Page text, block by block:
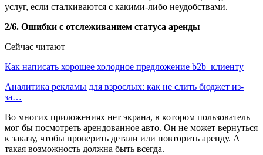
услуг, если сталкиваются с какими-либо неудобствами.
2/6. Ошибки с отслеживанием статуса аренды
Сейчас читают
Как написать хорошее холодное предложение b2b–клиенту
Аналитика рекламы для взрослых: как не слить бюджет из-
за…
Во многих приложениях нет экрана, в котором пользователь
мог бы посмотреть арендованное авто. Он не может вернуться
к заказу, чтобы проверить детали или повторить аренду. А
такая возможность должна быть всегда.